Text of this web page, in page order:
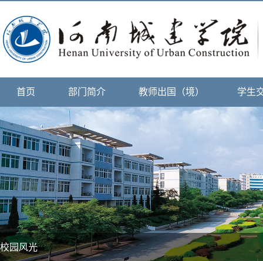
首页 部门简介 教师出国（境） 学生
校园风光